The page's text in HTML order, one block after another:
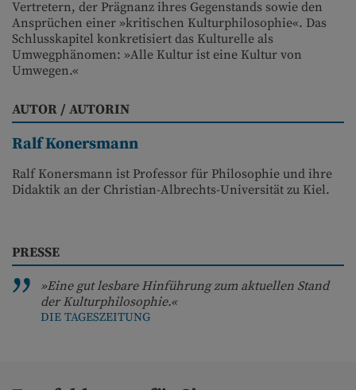
Vertretern, der Prägnanz ihres Gegenstands sowie den
Ansprüchen einer »kritischen Kulturphilosophie«. Das
Schlusskapitel konkretisiert das Kulturelle als
Umwegphänomen: »Alle Kultur ist eine Kultur von
Umwegen.«
AUTOR / AUTORIN
Ralf Konersmann
Ralf Konersmann ist Professor für Philosophie und ihre
Didaktik an der Christian-Albrechts-Universität zu Kiel.
PRESSE
»Eine gut lesbare Hinführung zum aktuellen Stand
der Kulturphilosophie.«
DIE TAGESZEITUNG